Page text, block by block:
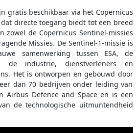
gratis beschikbaar via het Copernicus
dat directe toegang biedt tot een breed
zowel de Copernicus Sentinel-missies
Missies. De Sentinel-1-missie is
samenwerking tussen ESA, de
de industrie, dienstverleners en
Het is ontworpen en gebouwd door
dan 70 bedrijven onder leiding van
Airbus Defence and Space en is een
de technologische uitmuntendheid